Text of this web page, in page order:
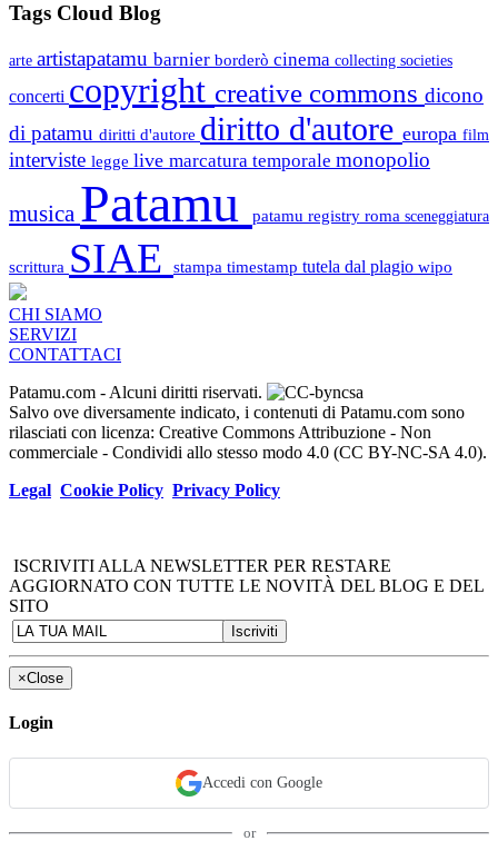
Tags Cloud Blog
arte artistapatamu barnier borderò cinema collecting societies
concerti copyright creative commons dicono
di patamu diritti d'autore diritto d'autore europa film
interviste legge live marcatura temporale monopolio
musica Patamu patamu registry roma sceneggiatura
scrittura SIAE stampa timestamp tutela dal plagio wipo
CHI SIAMO
SERVIZI
CONTATTACI
Patamu.com - Alcuni diritti riservati.
Salvo ove diversamente indicato, i contenuti di Patamu.com sono
rilasciati con licenza: Creative Commons Attribuzione - Non
commerciale - Condividi allo stesso modo 4.0 (CC BY-NC-SA 4.0).
Legal Cookie Policy Privacy Policy
ISCRIVITI ALLA NEWSLETTER PER RESTARE
AGGIORNATO CON TUTTE LE NOVITÀ DEL BLOG E DEL
SITO
×Close
Login
Accedi con Google
or